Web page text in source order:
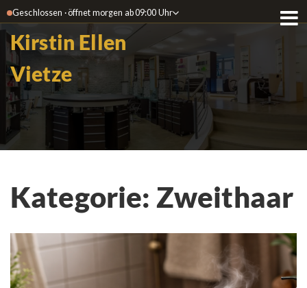
Geschlossen · öffnet morgen ab 09:00 Uhr
Kirstin Ellen
Vietze
Kategorie: Zweithaar